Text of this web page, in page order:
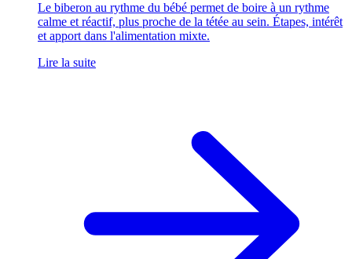
Le biberon au rythme du bébé permet de boire à un rythme
calme et réactif, plus proche de la tétée au sein. Étapes, intérêt
et apport dans l'alimentation mixte.
Lire la suite